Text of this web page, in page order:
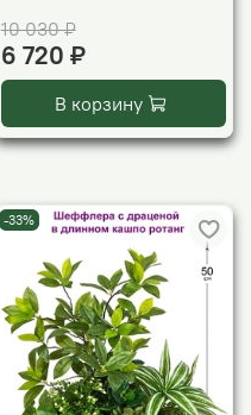
10 030 ₽
6 720 ₽
В корзину
-33%